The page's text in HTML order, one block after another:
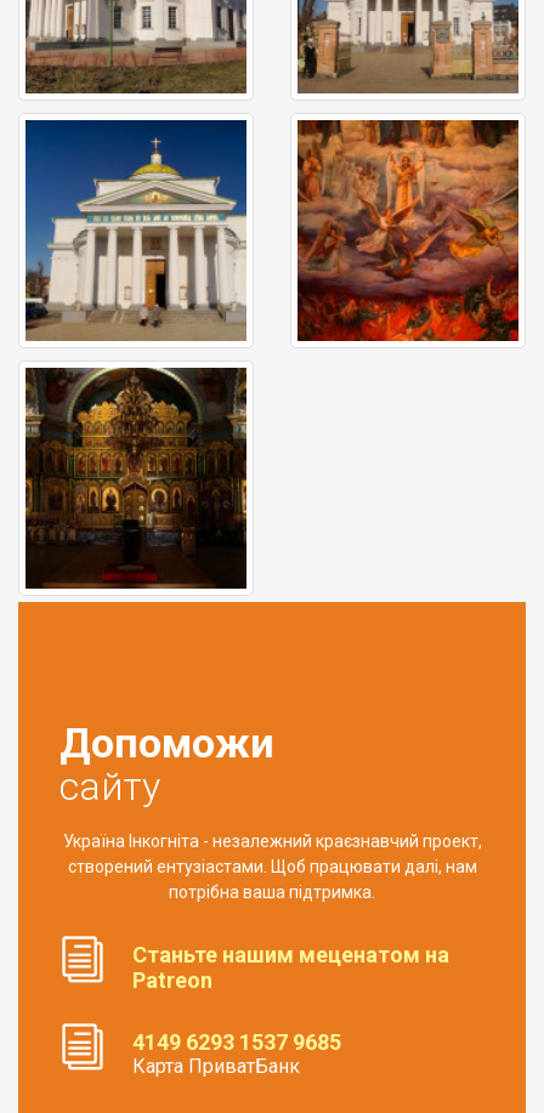
Допоможи
сайту
Україна Інкогніта - незалежний краєзнавчий проект,
створений ентузіастами. Щоб працювати далі, нам
потрібна ваша підтримка.
Станьте нашим меценатом на
Patreon
4149 6293 1537 9685
Карта ПриватБанк